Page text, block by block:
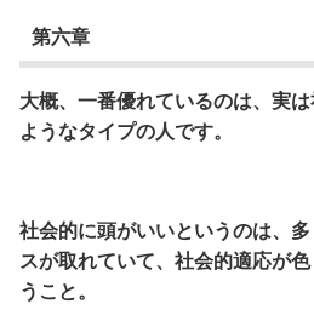
第六章
大概、一番優れているのは、実
ようなタイプの人です。
社会的に頭がいいというのは、
スが取れていて、社会的適応が
うこと。